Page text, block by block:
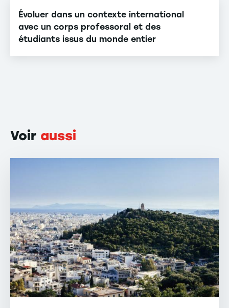
Évoluer dans un contexte international
avec un corps professoral et des
étudiants issus du monde entier
Voir aussi